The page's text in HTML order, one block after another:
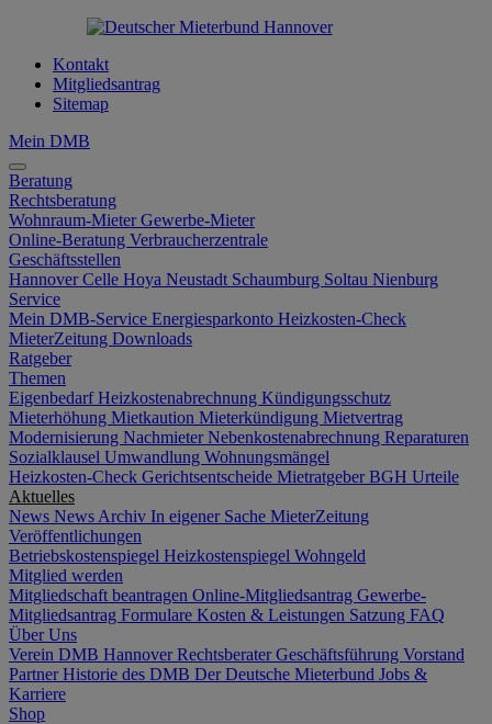
Kontakt
Mitgliedsantrag
Sitemap
Mein DMB
Beratung
Rechtsberatung
Wohnraum-MieterGewerbe-Mieter
Online-Beratung Verbraucherzentrale
Geschäftsstellen
HannoverCelle Hoya Neustadt Schaumburg Soltau Nienburg
Service
Mein DMB-Service Energiesparkonto Heizkosten-Check
MieterZeitung Downloads
Ratgeber
Themen
EigenbedarfHeizkostenabrechnung Kündigungsschutz
Mieterhöhung Mietkaution Mieterkündigung Mietvertrag
Modernisierung NachmieterNebenkostenabrechnung Reparaturen
Sozialklausel Umwandlung Wohnungsmängel
Heizkosten-Check Gerichtsentscheide MietratgeberBGH Urteile
Aktuelles
News News Archiv In eigener Sache MieterZeitung
Veröffentlichungen
Betriebskostenspiegel Heizkostenspiegel Wohngeld
Mitglied werden
Mitgliedschaft beantragen Online-Mitgliedsantrag Gewerbe-
Mitgliedsantrag Formulare Kosten & Leistungen Satzung FAQ
Über Uns
Verein DMB HannoverRechtsberaterGeschäftsführung Vorstand
PartnerHistorie des DMB Der Deutsche Mieterbund Jobs &
Karriere
Shop